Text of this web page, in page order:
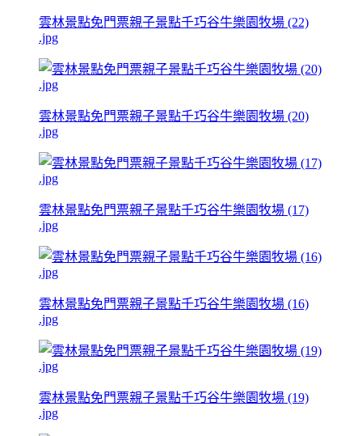
雲林景點免門票親子景點千巧谷牛樂園牧場 (22)
.jpg
雲林景點免門票親子景點千巧谷牛樂園牧場 (20)
.jpg
雲林景點免門票親子景點千巧谷牛樂園牧場 (17)
.jpg
雲林景點免門票親子景點千巧谷牛樂園牧場 (16)
.jpg
雲林景點免門票親子景點千巧谷牛樂園牧場 (19)
.jpg